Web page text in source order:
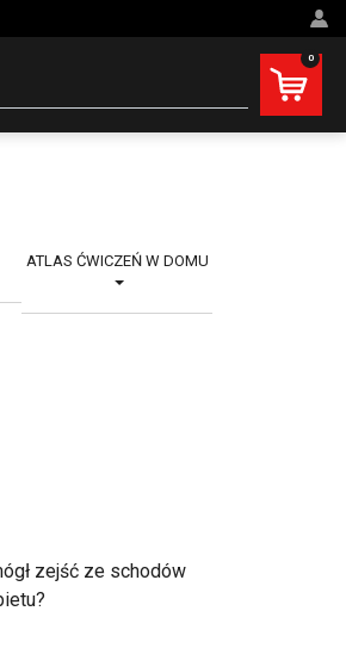
0
ATLAS ĆWICZEŃ W DOMU
zejść ze schodów